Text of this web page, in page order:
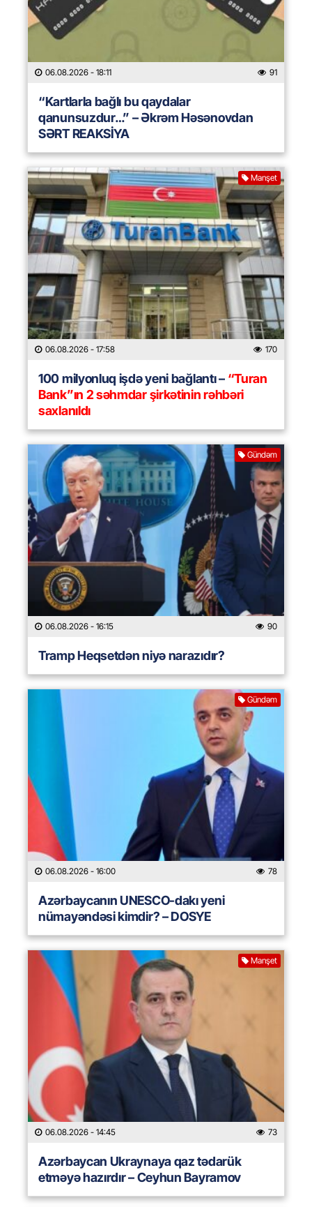
06.08.2026 - 18:11 91
“Kartlarla bağlı bu qaydalar
qanunsuzdur…” – Əkrəm Həsənovdan
SƏRT REAKSİYA
Manşet
06.08.2026 - 17:58 170
100 milyonluq işdə yeni bağlantı –“Turan
Bank”ın 2 səhmdar şirkətinin rəhbəri
saxlanıldı
Gündəm
06.08.2026 - 16:15 90
Tramp Heqsetdən niyə narazıdır?
Gündəm
06.08.2026 - 16:00 78
Azərbaycanın UNESCO-dakı yeni
nümayəndəsi kimdir? – DOSYE
Manşet
06.08.2026 - 14:45 73
Azərbaycan Ukraynaya qaz tədarük
etməyə hazırdır – Ceyhun Bayramov